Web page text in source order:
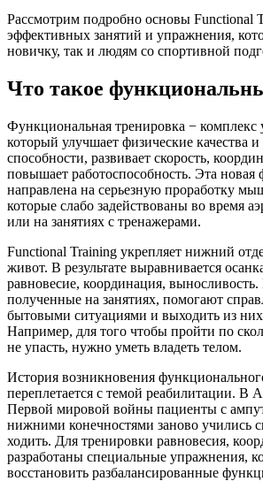
Рассмотрим подробно основы Functional
эффективных занятий и упражнения,
новичку, так и людям со спортивной
Что такое
Функциональная тренировка −
который улучшает физические качества
способности, развивает скорость,
повышает работоспособность. Эта новая
направлена на серьезную проработку
которые слабо задействованы во время
или на занятиях с тренажерами.
Functional Training укрепляет нижний
живот. В результате выравнивается
равновесие, координация,
полученные на занятиях, помогают
бытовыми ситуациями и выходить из них
Например, для того чтобы пройти по
не упасть, нужно уметь владеть телом.
История возникновения
переплетается с темой реабилитации. В
Первой мировой войны пациенты с
нижними конечностями заново учились
ходить. Для тренировки равновесия,
разработаны специальные упражнения,
восстановить разбалансированные